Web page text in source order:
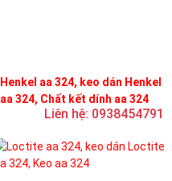
Henkel aa 324, keo dán Henkel
aa 324, Chất kết dính aa 324
Liên hệ: 0938454791